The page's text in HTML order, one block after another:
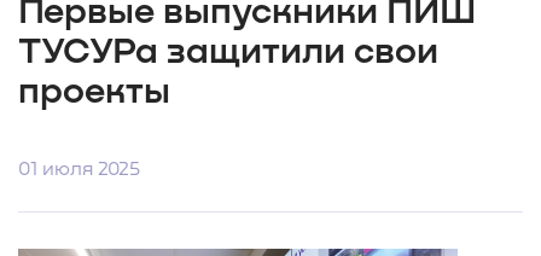
ТУСУРа защитили свои
проекты
01 июля 2025